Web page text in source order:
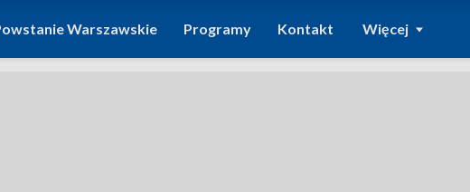
Warszawskie Programy Kontakt Więcej